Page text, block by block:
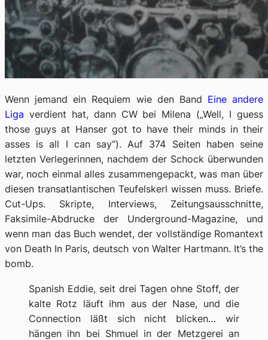
Wenn jemand ein Requiem wie den Band Eine andere
Liga verdient hat, dann CW bei Milena („Well, I guess
those guys at Hanser got to have their minds in their
asses is all I can say“). Auf 374 Seiten haben seine
letzten Verlegerinnen, nachdem der Schock überwunden
war, noch einmal alles zusammengepackt, was man über
diesen transatlantischen Teufelskerl wissen muss. Briefe.
Cut-Ups. Skripte, Interviews, Zeitungsausschnitte,
Faksimile-Abdrucke der Underground-Magazine, und
wenn man das Buch wendet, der vollständige Romantext
von Death In Paris, deutsch von Walter Hartmann. It’s the
bomb.
Spanish Eddie, seit drei Tagen ohne Stoff, der
kalte Rotz läuft ihm aus der Nase, und die
Connection läßt sich nicht blicken… wir
hängen ihn bei Shmuel in der Metzgerei an